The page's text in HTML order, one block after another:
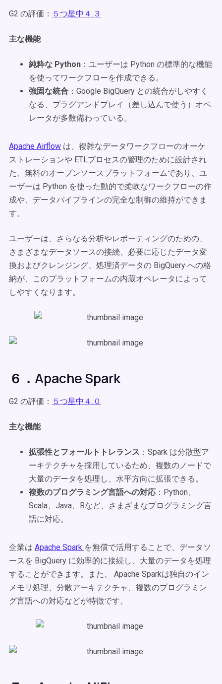
G2 の評価： ５つ星中４.３
主な機能
純粋な Python ：ユーザーは Python の標準的な機能
を使ってワークフローを作成できる。
強固な統合 ：Google BigQuery との統合がしやすく
なる、プラグアンドプレイ（差し込んで使う）オペ
レータが多数備わっている。
Apache Airflow は、複雑なデータワークフローのオーケ
ストレーションや ETLプロセスの管理のために設計され
た、無料のオープンソースプラットフォームであり、ユ
ーザーは Python を使った動的で柔軟なワークフローの作
成や、データパイプラインの完全な制御の維持ができま
す。
ユーザーは、さらなる分析やレポーティングのための、
さまざまなデータソースの接続、必要に応じたデータ変
換およびクレンジング、処理済データの BigQuery への格
納が、このプラットフォームの内蔵オペレータによって
しやすくなります。
６．Apache Spark
G2 の評価： ５つ星中４.０
主な機能
拡張性とフォールトトレランス ：Spark は分散型ア
ーキテクチャを採用しているため、複数のノードで
大量のデータを処理し、水平方向に拡張できる。
複数のプログラミング言語への対応 ：Python、
Scala、Java、Rなど、さまざまなプログラミング言
語に対応。
企業は Apache Spark を無償で活用することで、データソ
ースを BigQuery に効率的に接続し、大量のデータを処理
することができます。また、 Apache Sparkは独自のイン
メモリ処理、分散アーキテクチャ、複数のプログラミン
グ言語への対応などが特徴です。